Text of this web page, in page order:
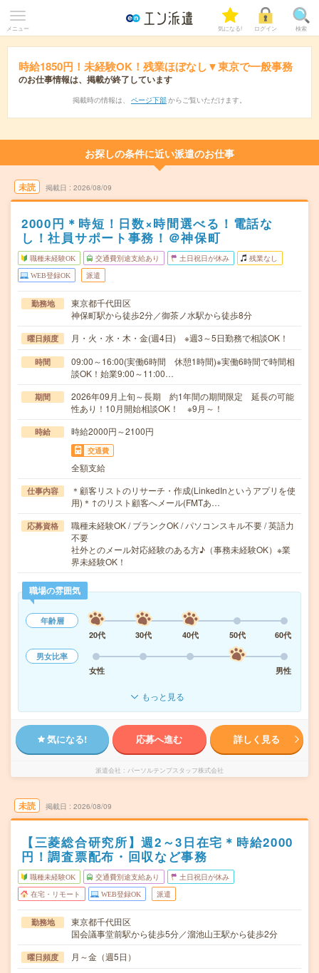
メニュー 気になる! ログイン 検索
時給1850円！未経験OK！残業ほぼなし▼東京で一般事務
のお仕事情報は、掲載が終了しています
掲載時の情報は、 ページ下部 からご覧いただけます。
お探しの条件に近い派遣のお仕事
未読 掲載日 2026/08/09
2000円＊時短！日数×時間選べる！電話な
し！社員サポート事務！＠神保町
職種未経験OK 交通費別途支給あり 土日祝日が休み 残業なし
WEB登録OK 派遣
勤務地
東京都千代田区
神保町駅から徒歩2分／御茶ノ水駅から徒歩8分
曜日頻度 月・火・水・木・金(週4日) ※週3～5日勤務で相談OK！
時間
09:00～16:00(実働6時間 休憩1時間)※実働6時間で時間相
談OK！始業9:00～11:00…
期間
2026年09月上旬～長期 約1年間の期間限定 延長の可能
性あり！10月開始相談OK！ ※9月～！
時給 時給2000円～2100円
交通費
全額支給
仕事内容
＊顧客リストのリサーチ・作成(LinkedInというアプリを使
用)＊↑のリスト顧客へメール(FMTあ…
応募資格
職種未経験OK / ブランクOK / パソコンスキル不要 / 英語力
不要
社外とのメール対応経験のある方♪（事務未経験OK）※業
界未経験OK！
職場の雰囲気
年齢層
20代
30代 40代 50代
60代
男女比率
女性
男性
もっと見る
気になる! 応募へ進む 詳しく見る
派遣会社 パーソルテンプスタッフ株式会社
未読 掲載日 2026/08/09
【三菱総合研究所】週2～3日在宅＊時給2000
円！調査票配布・回収など事務
職種未経験OK 交通費別途支給あり 土日祝日が休み
在宅・リモート WEB登録OK 派遣
勤務地
東京都千代田区
国会議事堂前駅から徒歩5分／溜池山王駅から徒歩2分
曜日頻度 月～金（週5日）